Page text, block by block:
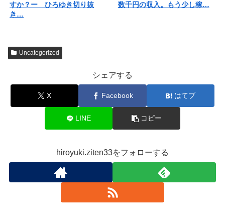
すか？ー ひろゆき切り抜
き…
数千円の収入。もう少し稼…
Uncategorized
シェアする
X Facebook はてブ
LINE コピー
hiroyuki.ziten33をフォローする